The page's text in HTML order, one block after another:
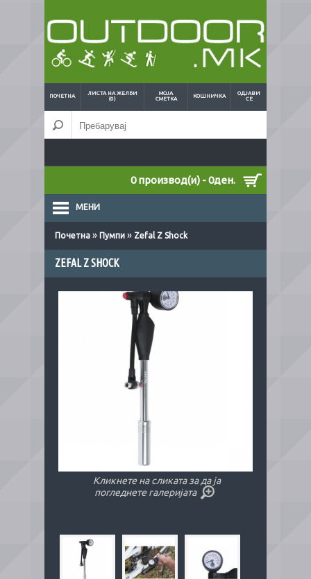
ПОЧЕТНА
ЛИСТА НА ЖЕЛБИ
(0)
МОЈА
СМЕТКА
КОШНИЧКА
ОДЈАВИ
СЕ
0 производ(и) - 0ден.
МЕНИ
Почетна » Пумпи » Zefal Z Shock
ZEFAL Z SHOCK
Кликнете на сликата за да ја
погледнете галеријата